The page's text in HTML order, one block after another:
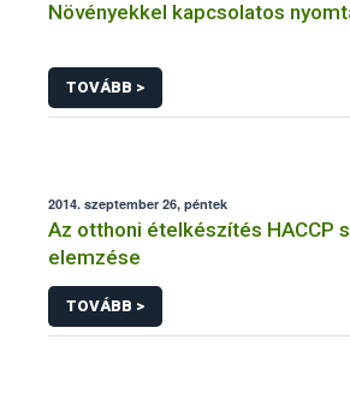
Növényekkel kapcsolatos
TOVÁBB >
2014. szeptember 26, péntek
Az otthoni ételkészítés HACCP
elemzése
TOVÁBB >